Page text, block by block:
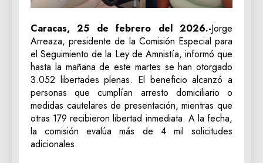
Caracas, 25 de febrero del 2026.-Jorge
Arreaza, presidente de la Comisión Especial para
el Seguimiento de la Ley de Amnistía, informó que
hasta la mañana de este martes se han otorgado
3.052 libertades plenas. El beneficio alcanzó a
personas que cumplían arresto domiciliario o
medidas cautelares de presentación, mientras que
otras 179 recibieron libertad inmediata. A la fecha,
la comisión evalúa más de 4 mil solicitudes
adicionales.